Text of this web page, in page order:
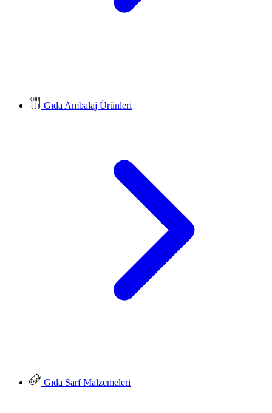
Gıda Ambalaj Ürünleri
Gıda Sarf Malzemeleri